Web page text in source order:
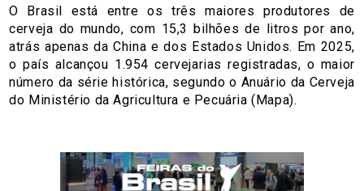
O Brasil está entre os três maiores produtores de
cerveja do mundo, com 15,3 bilhões de litros por ano,
atrás apenas da China e dos Estados Unidos. Em 2025,
o país alcançou 1.954 cervejarias registradas, o maior
número da série histórica, segundo o Anuário da Cerveja
do Ministério da Agricultura e Pecuária (Mapa).